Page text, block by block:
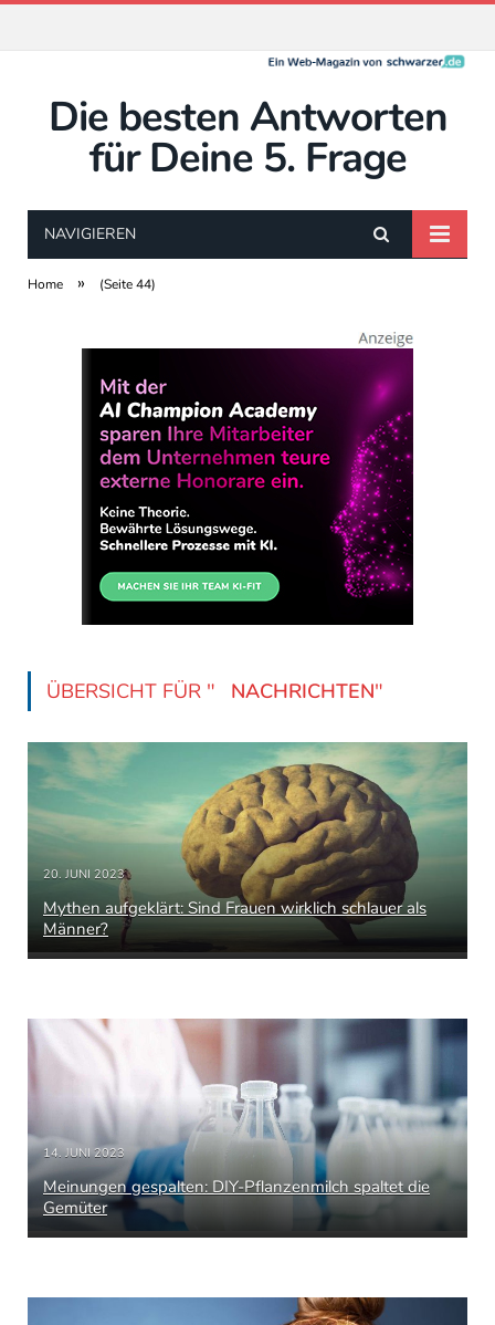
Die besten Antworten
für Deine 5. Frage
NAVIGIEREN
Home » (Seite 44)
ÜBERSICHT FÜR " NACHRICHTEN"
20. JUNI 2023
Mythen aufgeklärt: Sind Frauen wirklich schlauer als
Männer?
14. JUNI 2023
Meinungen gespalten: DIY-Pflanzenmilch spaltet die
Gemüter